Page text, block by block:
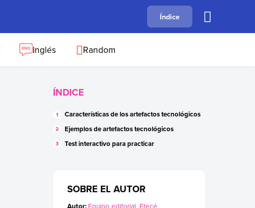
B C F
Índice
Inglés Random
ÍNDICE
Características de los artefactos tecnológicos
Ejemplos de artefactos tecnológicos
Test interactivo para practicar
SOBRE EL AUTOR
Autor: Equipo editorial, Etecé